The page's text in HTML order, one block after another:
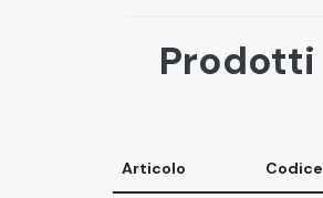
Prodotti
Articolo Codice